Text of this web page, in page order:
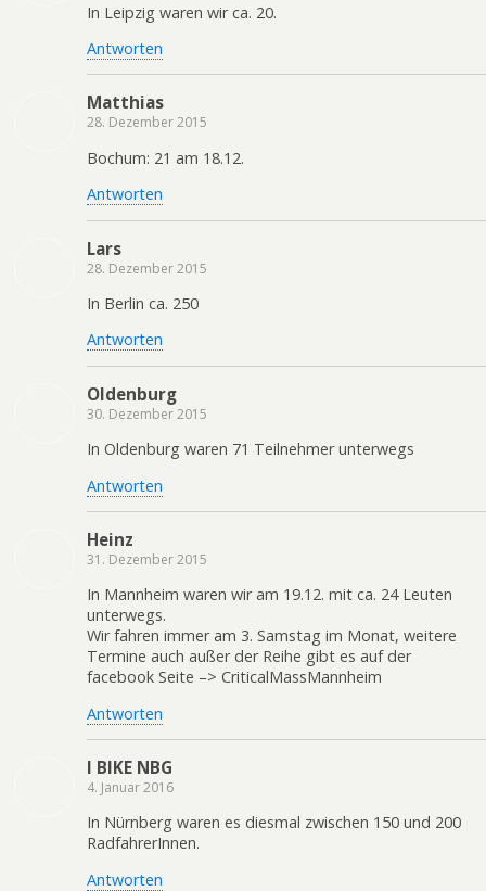
In Leipzig waren wir ca. 20.
Antworten
Matthias
28. Dezember 2015
Bochum: 21 am 18.12.
Antworten
Lars
28. Dezember 2015
In Berlin ca. 250
Antworten
Oldenburg
30. Dezember 2015
In Oldenburg waren 71 Teilnehmer unterwegs
Antworten
Heinz
31. Dezember 2015
In Mannheim waren wir am 19.12. mit ca. 24 Leuten
unterwegs.
Wir fahren immer am 3. Samstag im Monat, weitere
Termine auch außer der Reihe gibt es auf der
facebook Seite –> CriticalMassMannheim
Antworten
I BIKE NBG
4. Januar 2016
In Nürnberg waren es diesmal zwischen 150 und 200
RadfahrerInnen.
Antworten